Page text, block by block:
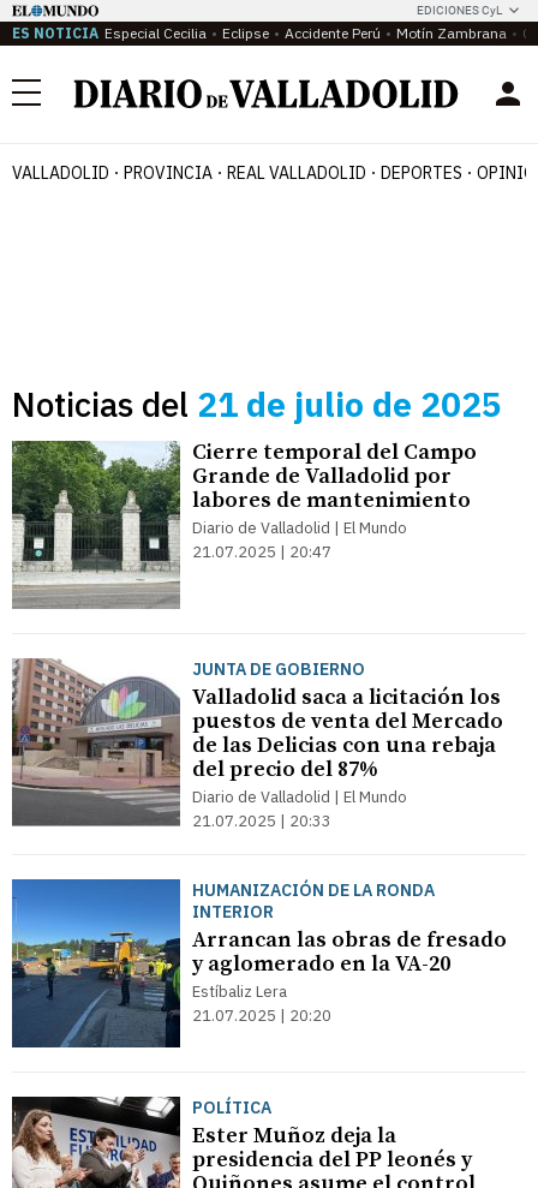
EDICIONES CyL
ES NOTICIA Especial Cecilia Eclipse Accidente Perú Motín Zambrana
Menú
VALLADOLID PROVINCIA REAL VALLADOLID DEPORTES
Noticias del 21 de julio de 2025
Cierre temporal del Campo
Grande de Valladolid por
labores de mantenimiento
Diario de Valladolid | El Mundo
21.07.2025 | 20:47
JUNTA DE GOBIERNO
Valladolid saca a licitación los
puestos de venta del Mercado
de las Delicias con una rebaja
del precio del 87%
Diario de Valladolid | El Mundo
21.07.2025 | 20:33
HUMANIZACIÓN DE LA RONDA
INTERIOR
Arrancan las obras de fresado
y aglomerado en la VA-20
Estíbaliz Lera
21.07.2025 | 20:20
POLÍTICA
Ester Muñoz deja la
presidencia del PP leonés y